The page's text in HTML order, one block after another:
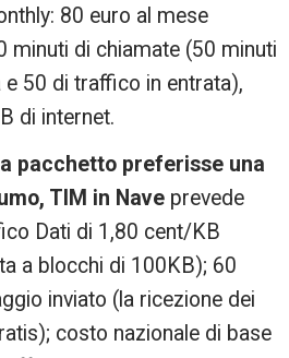
80 euro al mese
minuti di chiamate (50 minuti
50 di traffico in entrata),
di internet.
pacchetto preferisse una
TIM in Nave prevede
Dati di 1,80 cent/KB
a blocchi di 100KB); 60
inviato (la ricezione dei
costo nazionale di base